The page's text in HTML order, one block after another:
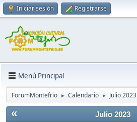
Iniciar sesión Registrarse
Menú Principal
ForumMontefrio ► Calendario ► Julio 2023
« Julio 2023